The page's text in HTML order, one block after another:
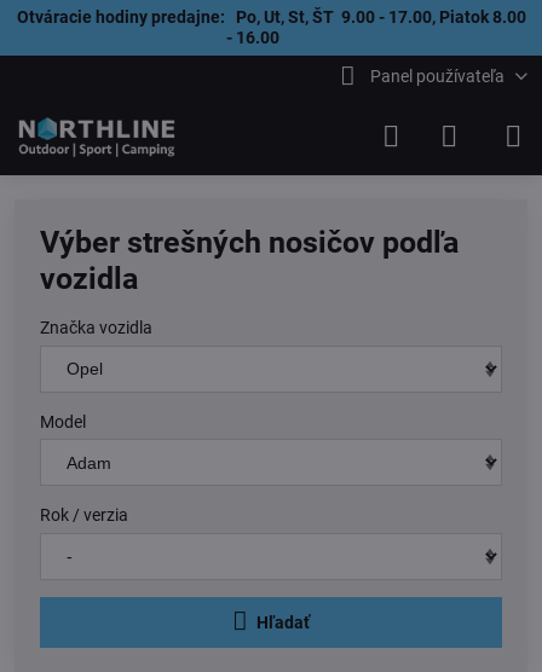
Otváracie hodiny predajne: Po, Ut, St, ŠT 9.00 - 17.00, Piatok 8.00
- 16.00
Panel používateľa
Výber strešných nosičov podľa
vozidla
Značka vozidla
Model
Rok / verzia
Hľadať